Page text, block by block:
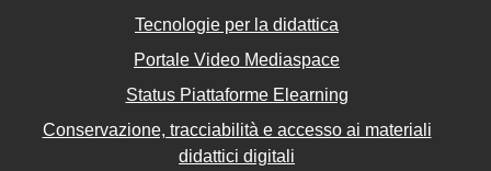
Tecnologie per la didattica
Portale Video Mediaspace
Status Piattaforme Elearning
Conservazione, tracciabilità e accesso ai materiali
didattici digitali